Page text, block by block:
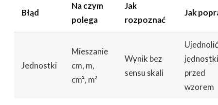
Błąd
Na czym
polega
Jak
rozpoznać
Jak
Jednostki
Mieszanie
cm, m,
cm², m³
Wynik bez
sensu skali
Ujednolić
jednostki
przed
wzorem